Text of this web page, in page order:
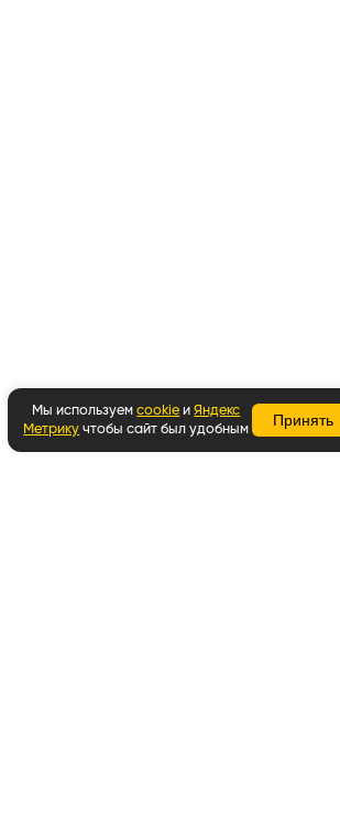
Мы используем cookie и Яндекс
Метрику чтобы сайт был удобным
Принять